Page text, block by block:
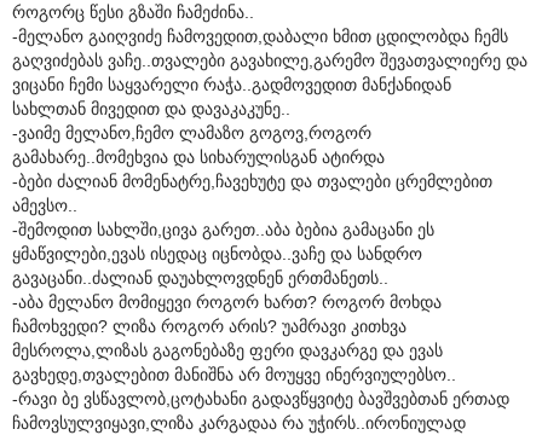
როგორც წესი გზაში ჩამეძინა..
-მელანო გაიღვიძე ჩამოვედით,დაბალი ხმით ცდილობდა ჩემს
გაღვიძებას ვაჩე..თვალები გავახილე,გარემო შევათვალიერე და
ვიცანი ჩემი საყვარელი რაჭა..გადმოვედით მანქანიდან
სახლთან მივედით და დავაკაკუნე..
-ვაიმე მელანო,ჩემო ლამაზო გოგოვ,როგორ
გამახარე..მომეხვია და სიხარულისგან ატირდა
-ბები ძალიან მომენატრე,ჩავეხუტე და თვალები ცრემლებით
ამევსო..
-შემოდით სახლში,ცივა გარეთ..აბა ბებია გამაცანი ეს
ყმაწვილები,ევას ისედაც იცნობდა..ვაჩე და სანდრო
გავაცანი..ძალიან დაუახლოვდნენ ერთმანეთს..
-აბა მელანო მომიყევი როგორ ხართ? როგორ მოხდა
ჩამოხვედი? ლიზა როგორ არის? უამრავი კითხვა
მესროლა,ლიზას გაგონებაზე ფერი დავკარგე და ევას
გავხედე,თვალებით მანიშნა არ მოუყვე ინერვიულებსო..
-რავი ბე ვსწავლობ,ცოტახანი გადავწყვიტე ბავშვებთან ერთად
ჩამოვსულვიყავი,ლიზა კარგადაა რა უჭირს..ირონიულად